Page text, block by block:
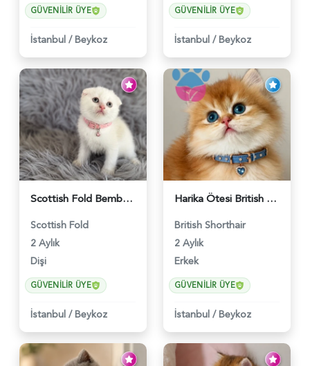
GÜVENILIR ÜYE
İstanbul / Beykoz
GÜVENILIR ÜYE
İstanbul / Beykoz
Scottish Fold Bembeyaz Pembe Burun Yavrumuz - 6120
Scottish Fold
2 Aylık
Dişi
GÜVENILIR ÜYE
İstanbul / Beykoz
Harika Ötesi British Longhair Golden Parlayan Yıldız - 6141
British Shorthair
2 Aylık
Erkek
GÜVENILIR ÜYE
İstanbul / Beykoz